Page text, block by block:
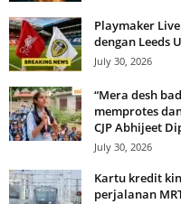
Playmaker
dengan Leeds
July 30, 2026
“Mera desh
memprotes
CJP Abhijeet
July 30, 2026
Kartu kredit
perjalanan